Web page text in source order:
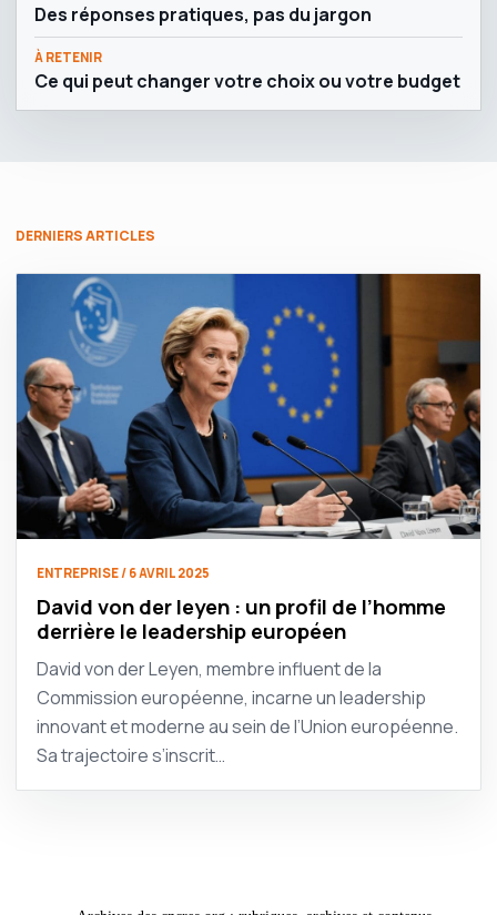
Des réponses pratiques, pas du jargon
À RETENIR
Ce qui peut changer votre choix ou votre budget
DERNIERS ARTICLES
ENTREPRISE / 6 AVRIL 2025
David von der leyen : un profil de l’homme
derrière le leadership européen
David von der Leyen, membre influent de la
Commission européenne, incarne un leadership
innovant et moderne au sein de l’Union européenne.
Sa trajectoire s’inscrit…